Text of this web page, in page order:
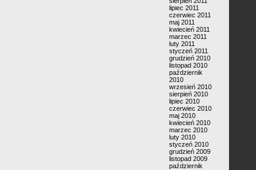
lipiec 2011
czerwiec 2011
maj 2011
kwiecień 2011
marzec 2011
luty 2011
styczeń 2011
grudzień 2010
listopad 2010
październik
2010
wrzesień 2010
sierpień 2010
lipiec 2010
czerwiec 2010
maj 2010
kwiecień 2010
marzec 2010
luty 2010
styczeń 2010
grudzień 2009
listopad 2009
październik